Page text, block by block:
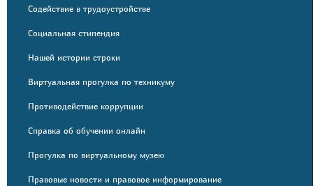
Содействие в трудоустройстве
Социальная стипендия
Нашей истории строки
Виртуальная прогулка по техникуму
Противодействие коррупции
Справка об обучении онлайн
Прогулка по виртуальному музею
Правовые новости и правовое информирование